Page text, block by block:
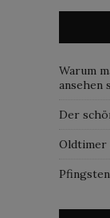
Warum
ansehen
Der
Oldtimer